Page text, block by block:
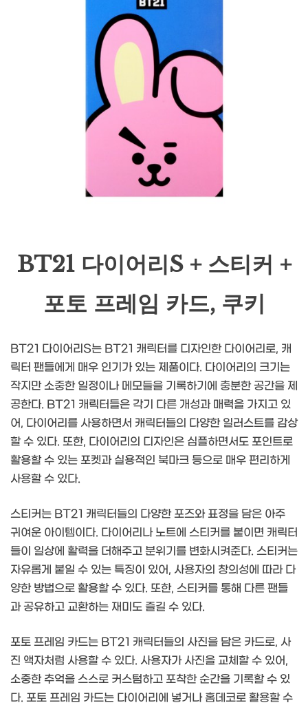
BT21 다이어리S + 스티커 +
포토 프레임 카드, 쿠키
BT21 다이어리S는 BT21 캐릭터를 디자인한 다이어리로, 캐
릭터 팬들에게 매우 인기가 있는 제품이다. 다이어리의 크기는
작지만 소중한 일정이나 메모들을 기록하기에 충분한 공간을 제
공한다. BT21 캐릭터들은 각기 다른 개성과 매력을 가지고 있
어, 다이어리를 사용하면서 캐릭터들의 다양한 일러스트를 감상
할 수 있다. 또한, 다이어리의 디자인은 심플하면서도 포인트로
활용할 수 있는 포켓과 실용적인 북마크 등으로 매우 편리하게
사용할 수 있다.
스티커는 BT21 캐릭터들의 다양한 포즈와 표정을 담은 아주
귀여운 아이템이다. 다이어리나 노트에 스티커를 붙이면 캐릭터
들이 일상에 활력을 더해주고 분위기를 변화시켜준다. 스티커는
자유롭게 붙일 수 있는 특징이 있어, 사용자의 창의성에 따라 다
양한 방법으로 활용할 수 있다. 또한, 스티커를 통해 다른 팬들
과 공유하고 교환하는 재미도 즐길 수 있다.
포토 프레임 카드는 BT21 캐릭터들의 사진을 담은 카드로, 사
진 액자처럼 사용할 수 있다. 사용자가 사진을 교체할 수 있어,
소중한 추억을 스스로 커스텀하고 포착한 순간을 기록할 수 있
다. 포토 프레임 카드는 다이어리에 넣거나 홈데코로 활용할 수